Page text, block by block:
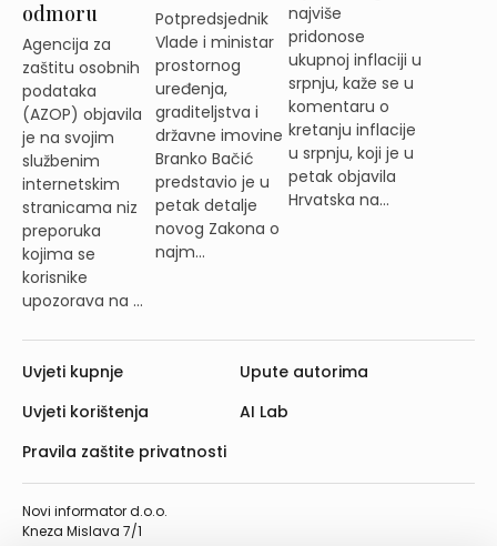
odmoru
Agencija za
zaštitu osobnih
podataka
(AZOP) objavila
je na svojim
službenim
internetskim
stranicama niz
preporuka
kojima se
korisnike
upozorava na ...
Potpredsjednik
Vlade i ministar
prostornog
uređenja,
graditeljstva i
državne imovine
Branko Bačić
predstavio je u
petak detalje
novog Zakona o
najm...
najviše
pridonose
ukupnoj inflaciji u
srpnju, kaže se u
komentaru o
kretanju inflacije
u srpnju, koji je u
petak objavila
Hrvatska na...
Novi informator d.o.o.
Kneza Mislava 7/1
Uvjeti kupnje
Uvjeti korištenja
Pravila zaštite privatnosti
Upute autorima
AI Lab